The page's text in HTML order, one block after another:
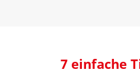
7 einfache